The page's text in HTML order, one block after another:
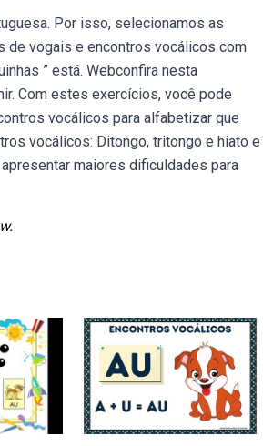
Por isso, selecionamos as
de vogais e encontros vocálicos com
” está. Webconfira nesta
Com estes exercícios, você pode
vocálicos para alfabetizar que
vocálicos: Ditongo, tritongo e hiato e
maiores dificuldades para